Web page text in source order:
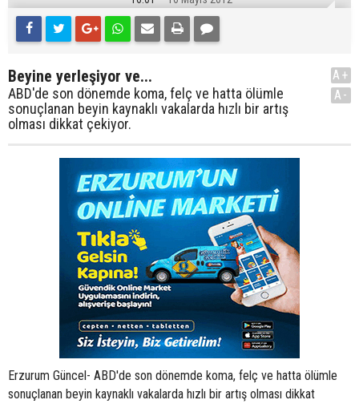
Beyine yerleşiyor ve...
ABD'de son dönemde koma, felç ve hatta ölümle
sonuçlanan beyin kaynaklı vakalarda hızlı bir artış
olması dikkat çekiyor.
A+
A-
Erzurum Güncel- ABD'de son dönemde koma, felç ve hatta ölümle
sonuçlanan beyin kaynaklı vakalarda hızlı bir artış olması dikkat